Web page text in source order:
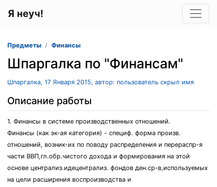
Я неуч!
Предметы Финансы
Шпаргалка по "Финансам"
Шпаргалка, 17 Января 2015, автор: пользователь скрыл имя
Описание работы
1. Финансы в системе производственных отношений.
Финансы (как эк-ая категория) - специф. форма произв.
отношений, возник-их по поводу распределения и перераспр-я
части ВВП,гл.обр.чистого дохода и формирования на этой
основе централиз.идецентрализ. фондов ден.ср-в,используемых
на цели расширения воспроизводства и